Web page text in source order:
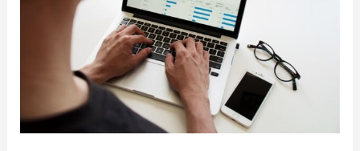
Penyebabnya